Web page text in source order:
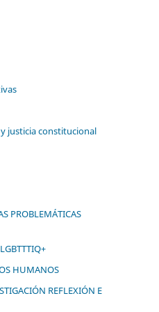
justicia constitucional
PROBLEMÁTICAS
HUMANOS
REFLEXIÓN E